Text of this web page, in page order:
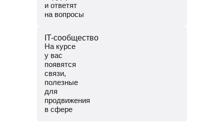
и ответят
на вопросы
Помогут разобраться в темах и
проверят домашние задания.
Координаторы — команда заботы
о студентах. Решат
организационные вопросы,
поддержат и помогут пройти
обучение до конца.
IT-сообщество
На курсе
у вас
появятся
связи,
полезные
для
продвижения
в сфере